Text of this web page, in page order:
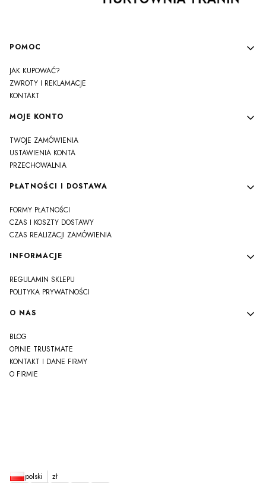
Linki w stopce
POMOC
JAK KUPOWAĆ?
ZWROTY I REKLAMACJE
KONTAKT
MOJE KONTO
TWOJE ZAMÓWIENIA
USTAWIENIA KONTA
PRZECHOWALNIA
PŁATNOŚCI I DOSTAWA
FORMY PŁATNOŚCI
CZAS I KOSZTY DOSTAWY
CZAS REALIZACJI ZAMÓWIENIA
INFORMACJE
REGULAMIN SKLEPU
POLITYKA PRYWATNOŚCI
O NAS
BLOG
OPINIE TRUSTMATE
KONTAKT I DANE FIRMY
O FIRMIE
polski zł